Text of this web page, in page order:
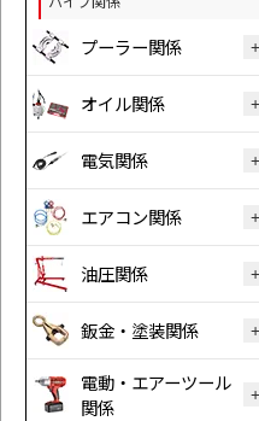
プーラー関係
オイル関係
電気関係
エアコン関係
油圧関係
鈑金・塗装関係
電動・エアーツール
関係